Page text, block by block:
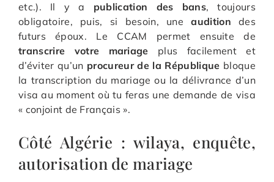
etc.). Il y a publication des bans, toujours
obligatoire, puis, si besoin, uneaudition des
futurs époux. Le CCAM permet ensuite de
transcrire votre mariage plus facilement et
d’éviter qu’un procureur de la République bloque
la transcription du mariage ou la délivrance d’un
visa au moment où tu feras une demande de visa
« conjoint de Français ».
Côté Algérie : wilaya, enquête,
autorisation de mariage